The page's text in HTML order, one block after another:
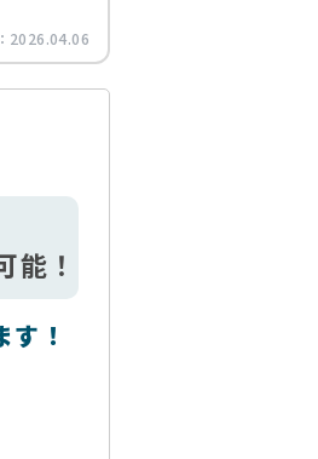
2026.04.06
能！
！